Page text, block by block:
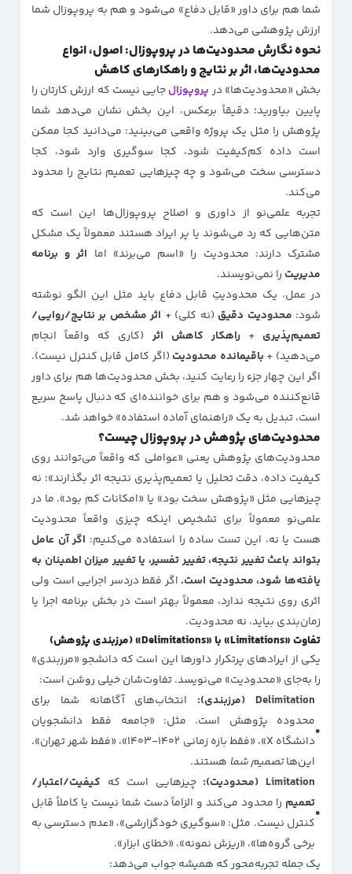
شما هم برای داور «قابل دفاع» می‌شود و هم به پروپوزال شما
ارزش پژوهشی می‌دهد.
نحوه نگارش محدودیت‌ها در پروپوزال: اصول، انواع
محدودیت‌ها، اثر بر نتایج و راهکارهای کاهش
بخش «محدودیت‌ها» در پروپوزالجایی نیست که ارزش کارتان را
پایین بیاورید؛ دقیقاً برعکس، این بخش نشان می‌دهد شما
پژوهش را مثل یک پروژه واقعی می‌بینید: می‌دانید کجا ممکن
است داده کم‌کیفیت شود، کجا سوگیری وارد شود، کجا
دسترسی سخت می‌شود و چه چیزهایی تعمیم نتایج را محدود
می‌کند.
تجربه‌ علمی‌نو از داوری و اصلاح پروپوزال‌ها این است که
متن‌هایی که رد می‌شوند یا پر ایراد هستند معمولاً یک مشکل
مشترک دارند: محدودیت را «اسم می‌برند» اما اثر و برنامه
مدیریت را نمی‌نویسند.
در عمل، یک محدودیتِ قابل دفاع باید مثل این الگو نوشته
شود: محدودیت دقیق (نه کلی) + اثر مشخص بر نتایج/روایی/
تعمیم‌پذیری +راهکار کاهش اثر (کاری که واقعاً انجام
می‌دهید) + باقیمانده محدودیت (اگر کامل قابل کنترل نیست).
اگر این چهار جزء را رعایت کنید، بخش محدودیت‌ها هم برای داور
قانع‌کننده می‌شود و هم برای خواننده‌ای که دنبال پاسخ سریع
است، تبدیل به یک «راهنمای آماده استفاده» خواهد شد.
محدودیت‌های پژوهش در پروپوزال چیست؟
محدودیت‌های پژوهش یعنی «عواملی که واقعاً می‌توانند روی
کیفیت داده، دقت تحلیل یا تعمیم‌پذیری نتیجه اثر بگذارند»؛ نه
چیزهایی مثل «پژوهش سخت بود» یا «امکانات کم بود». ما در
علمی‌نو معمولاً برای تشخیص اینکه چیزی واقعاً محدودیت
هست یا نه، این تست ساده را استفاده می‌کنیم: اگر آن عامل
بتواند باعث تغییر نتیجه، تغییر تفسیر، یا تغییر میزان اطمینان به
یافته‌ها شود، محدودیت است. اگر فقط دردسر اجرایی است ولی
اثری روی نتیجه ندارد، معمولاً بهتر است در بخش برنامه اجرا یا
زمان‌بندی بیاید، نه محدودیت.
تفاوت «Limitations» با «Delimitations» (مرزبندی پژوهش)
یکی از ایرادهای پرتکرار داورها این است که دانشجو «مرزبندی»
را به‌جای «محدودیت» می‌نویسد. تفاوت‌شان خیلی روشن است:
Delimitation (مرزبندی):
انتخاب‌های آگاهانه شما برای
محدوده پژوهش است. مثل: «جامعه فقط دانشجویان
دانشگاه X»، «فقط بازه زمانی ۱۴۰۲-۱۴۰۳»، «فقط شهر تهران».
این‌هاتصمیم شما هستند.
Limitation (محدودیت):
چیزهایی است که کیفیت/اعتبار/
تعمیم را محدود می‌کند و الزاماً دست شما نیست یا کاملاً قابل
کنترل نیست. مثل: «سوگیری خودگزارشی»، «عدم دسترسی به
برخی گروه‌ها»، «ریزش نمونه»، «خطای ابزار».
یک جمله تجربه‌محور که همیشه جواب می‌دهد: